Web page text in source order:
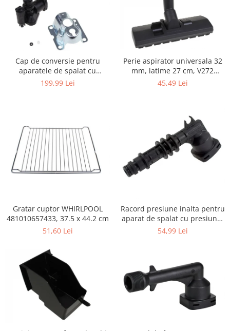
Igiena si ingrijire
Jucarii si Jocuri
Maternitate
Petshop
Accesorii animale de companie
Acvaristica
Castroane si adapatori animale
companie
Zgarzi, lese si hamuri
PC, Periferice & Software
Componente PC
Consumabile
Periferice PC
Retelistica & Supraveghere
Telecomenzi garaj
Sport & Activitati in aer liber
Accesorii antrenament
Accesorii Fitness
Accesorii sportive
Cap de conversie pentru
aparatele de spalat cu
presiune KARCHER K
199,99 Lei
Perie aspirator universala 32
mm, latime 27 cm, V272
ECONOMY
45,49 Lei
Gratar cuptor WHIRLPOOL
481010657433, 37.5 x 44.2 cm
51,60 Lei
Racord presiune inalta pentru
aparat de spalat cu presiune,
KARCHER 9.013-355.0, K4/K5
54,99 Lei